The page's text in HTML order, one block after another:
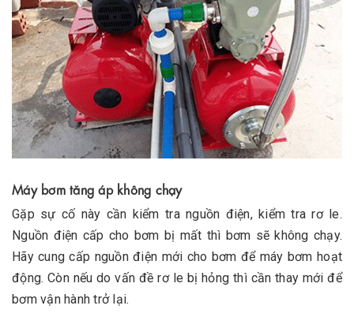
Máy bơm tăng áp không chạy
Gặp sự cố này cần kiểm tra nguồn điện, kiểm tra rơ le.
Nguồn điện cấp cho bơm bị mất thì bơm sẽ không chạy.
Hãy cung cấp nguồn điện mới cho bơm để máy bơm hoạt
động. Còn nếu do vấn đề rơ le bị hỏng thì cần thay mới để
bơm vận hành trở lại.